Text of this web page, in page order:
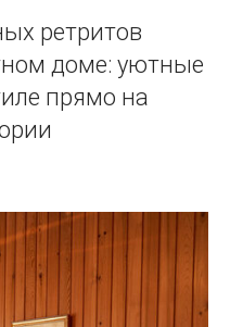
ретритов
доме: уютные
прямо на